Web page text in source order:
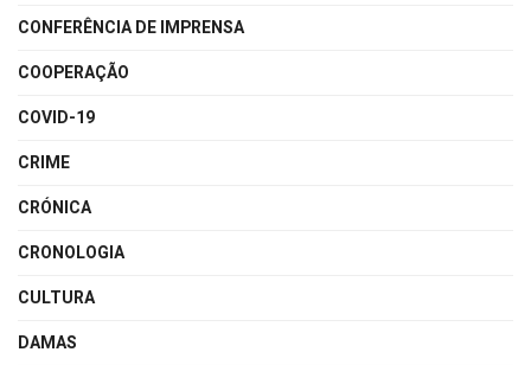
CONFERÊNCIA DE IMPRENSA
COOPERAÇÃO
COVID-19
CRIME
CRÓNICA
CRONOLOGIA
CULTURA
DAMAS